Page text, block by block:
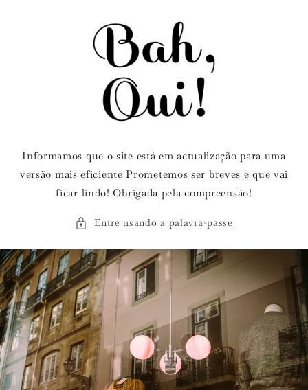
Informamos que o site está em actualização para uma
versão mais eficiente Prometemos ser breves e que vai
ficar lindo! Obrigada pela compreensão!
Entre usando a palavra-passe